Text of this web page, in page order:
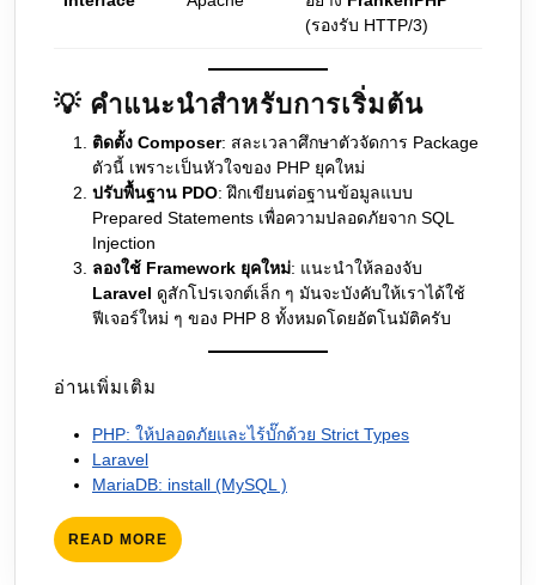
(รองรับ HTTP/3)
💡 คำแนะนำสำหรับการเริ่มต้น
ติดตั้ง Composer: สละเวลาศึกษาตัวจัดการ Package
ตัวนี้ เพราะเป็นหัวใจของ PHP ยุคใหม่
ปรับพื้นฐาน PDO: ฝึกเขียนต่อฐานข้อมูลแบบ
Prepared Statements เพื่อความปลอดภัยจาก SQL
Injection
ลองใช้ Framework ยุคใหม่: แนะนำให้ลองจับ
Laravel ดูสักโปรเจกต์เล็ก ๆ มันจะบังคับให้เราได้ใช้
ฟีเจอร์ใหม่ ๆ ของ PHP 8 ทั้งหมดโดยอัตโนมัติครับ
อ่านเพิ่มเติม
PHP: ให้ปลอดภัยและไร้บั๊กด้วย Strict Types
Laravel
MariaDB: install (MySQL )
READ MORE READ
MORE